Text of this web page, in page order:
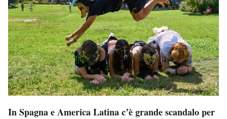
In Spagna e America Latina c’è grande scandalo per